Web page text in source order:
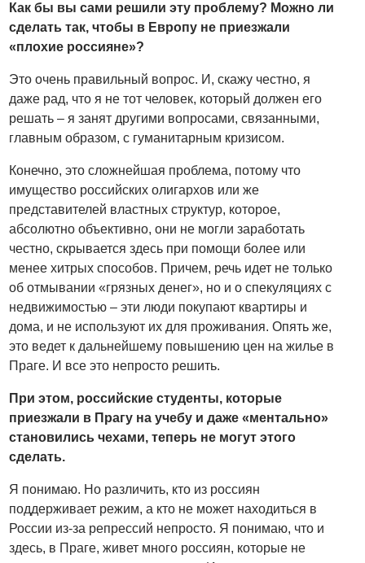
Как бы вы сами решили эту проблему? Можно ли
сделать так, чтобы в Европу не приезжали
«плохие россияне»?
Это очень правильный вопрос. И, скажу честно, я
даже рад, что я не тот человек, который должен его
решать – я занят другими вопросами, связанными,
главным образом, с гуманитарным кризисом.
Конечно, это сложнейшая проблема, потому что
имущество российских олигархов или же
представителей властных структур, которое,
абсолютно объективно, они не могли заработать
честно, скрывается здесь при помощи более или
менее хитрых способов. Причем, речь идет не только
об отмывании «грязных денег», но и о спекуляциях с
недвижимостью – эти люди покупают квартиры и
дома, и не используют их для проживания. Опять же,
это ведет к дальнейшему повышению цен на жилье в
Праге. И все это непросто решить.
При этом, российские студенты, которые
приезжали в Прагу на учебу и даже «ментально»
становились чехами, теперь не могут этого
сделать.
Я понимаю. Но различить, кто из россиян
поддерживает режим, а кто не может находиться в
России из-за репрессий непросто. Я понимаю, что и
здесь, в Праге, живет много россиян, которые не